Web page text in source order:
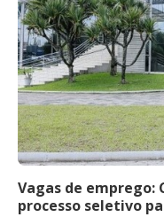
Vagas de emprego:
processo seletivo